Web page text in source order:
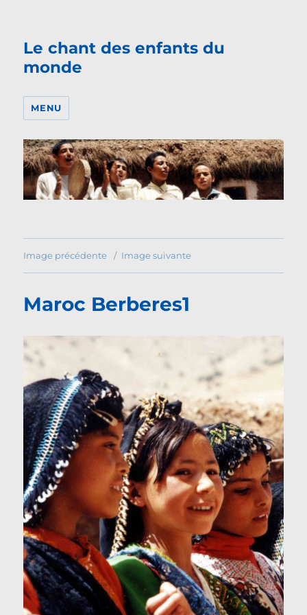
Le chant des enfants du
monde
MENU
Image précédente Image suivante
Maroc Berberes1